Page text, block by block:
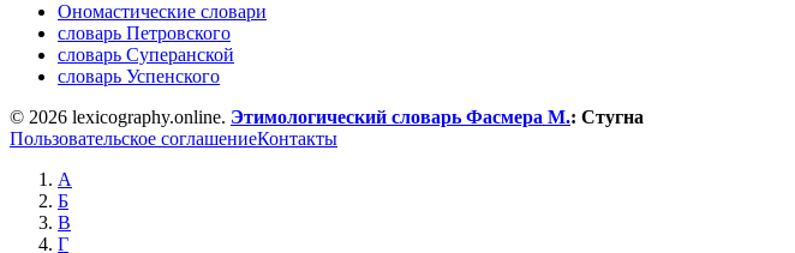
Ономастические словари
словарь Петровского
словарь Суперанской
словарь Успенского
© 2026 lexicography.online. Этимологический словарь Фасмера М.: Стугна
Пользовательское соглашениеКонтакты
А
Б
В
Г